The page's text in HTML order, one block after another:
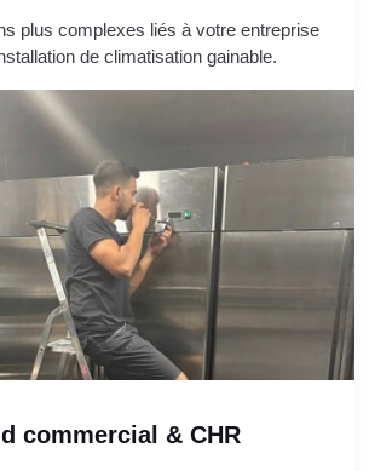
plus complexes liés à votre entreprise
de climatisation gainable.
commercial & CHR